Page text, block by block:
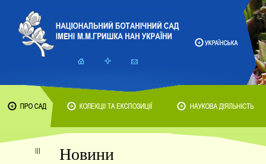
Новини